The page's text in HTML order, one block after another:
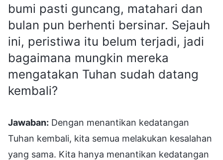
bumi pasti guncang, matahari dan
bulan pun berhenti bersinar. Sejauh
ini, peristiwa itu belum terjadi, jadi
bagaimana mungkin mereka
mengatakan Tuhan sudah datang
kembali?
Jawaban: Dengan menantikan kedatangan
Tuhan kembali, kita semua melakukan kesalahan
yang sama. Kita hanya menantikan kedatangan